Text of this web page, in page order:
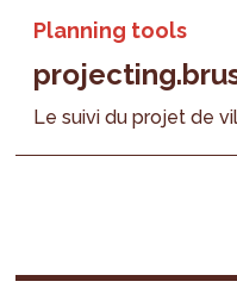
Planning tools
Le suivi du projet de